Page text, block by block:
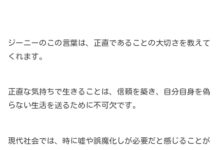
ジーニーのこの言葉は、正直であることの大切さを教えて
くれます。
正直な気持ちで生きることは、信頼を築き、自分自身を偽
らない生活を送るために不可欠です。
現代社会では、時に嘘や誤魔化しが必要だと感じることが